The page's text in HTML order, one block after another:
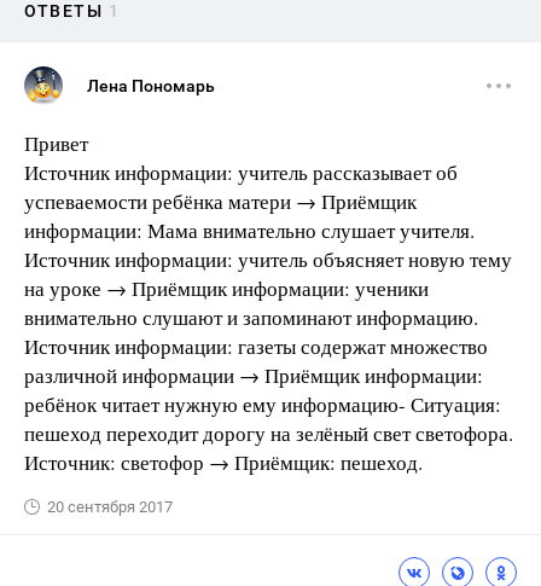
ОТВЕТЫ 1
Лена Пономарь
Привет
Источник информации: учитель рассказывает об
успеваемости ребёнка матери → Приёмщик
информации: Мама внимательно слушает учителя.
Источник информации: учитель объясняет новую тему
на уроке → Приёмщик информации: ученики
внимательно слушают и запоминают информацию.
Источник информации: газеты содержат множество
различной информации → Приёмщик информации:
ребёнок читает нужную ему информацию- Ситуация:
пешеход переходит дорогу на зелёный свет светофора.
Источник: светофор → Приёмщик: пешеход.
20 сентября 2017